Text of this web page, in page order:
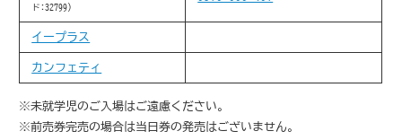
ド:32799)
イープラス
カンフェティ
※未就学児のご入場はご遠慮ください。
※前売券完売の場合は当日券の発売はございません。